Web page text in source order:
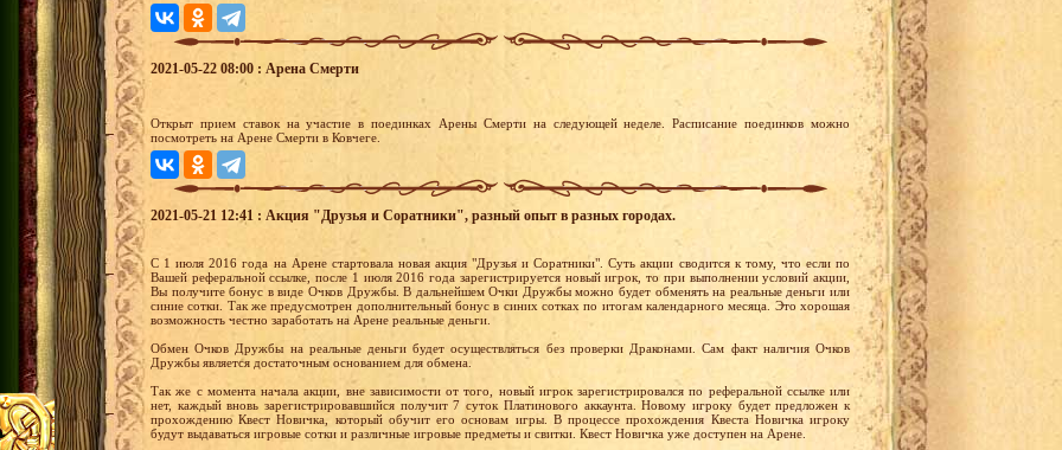
2021-05-22 08:00 : Арена Смерти
Открыт прием ставок на участие в поединках Арены Смерти на следующей неделе. Расписание поединков можно
посмотреть на Арене Смерти в Ковчеге.
2021-05-21 12:41 : Акция "Друзья и Соратники", разный опыт в разных городах.
С 1 июля 2016 года на Арене стартовала новая акция "Друзья и Соратники". Суть акции сводится к тому, что если по
Вашей реферальной ссылке, после 1 июля 2016 года зарегистрируется новый игрок, то при выполнении условий акции,
Вы получите бонус в виде Очков Дружбы. В дальнейшем Очки Дружбы можно будет обменять на реальные деньги или
синие сотки. Так же предусмотрен дополнительный бонус в синих сотках по итогам календарного месяца. Это хорошая
возможность честно заработать на Арене реальные деньги.
Обмен Очков Дружбы на реальные деньги будет осуществляться без проверки Драконами. Сам факт наличия Очков
Дружбы является достаточным основанием для обмена.
Так же с момента начала акции, вне зависимости от того, новый игрок зарегистрировался по реферальной ссылке или
нет, каждый вновь зарегистрировавшийся получит 7 суток Платинового аккаунта. Новому игроку будет предложен к
прохождению Квест Новичка, который обучит его основам игры. В процессе прохождения Квеста Новичка игроку
будут выдаваться игровые сотки и различные игровые предметы и свитки. Квест Новичка уже доступен на Арене.